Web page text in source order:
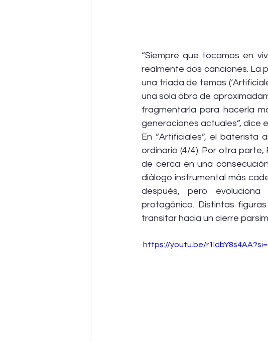
“Siempre que tocamos en
realmente dos canciones. La
una triada de temas
una sola obra de
fragmentarla para hacerla
generaciones actuales”, dice
En “Artificiales”, el baterista
ordinario (4/4). Por otra
de cerca en una
diálogo instrumental más
después, pero
protagónico. Distintas
transitar hacia un cierre
https://youtu.be/